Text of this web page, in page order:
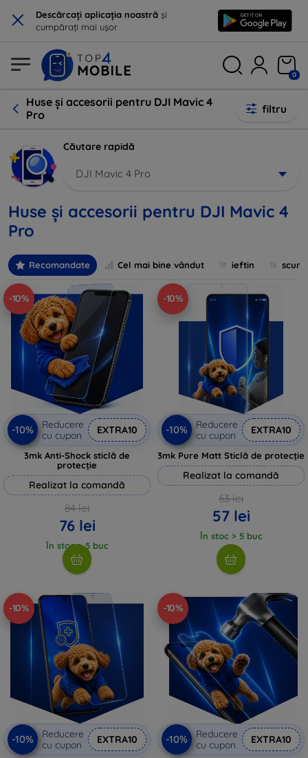
× Descărcați aplicația noastră și
cumpărați mai ușor
0
Huse și accesorii pentru DJI Mavic 4
Pro
filtru
Căutare rapidă
DJI Mavic 4 Pro
Huse și accesorii pentru DJI Mavic 4
Pro
Recomandate Cel mai bine vândut ieftin
-10%
-10%
Reducere
cu cupon
EXTRA10
3mk Anti-Shock sticlă de
protecție
Realizat la comandă
84 lei
76 lei
În stoc > 5 buc
-10%
-10%
Reducere
cu cupon
EXTRA10
3mk Pure Matt Sticlă de protecție
Realizat la comandă
63 lei
57 lei
În stoc > 5 buc
-10%
-10%
Reducere
cu cupon
EXTRA10
-10%
-10%
Reducere
cu cupon
EXTRA10